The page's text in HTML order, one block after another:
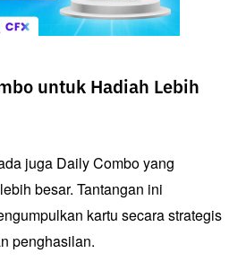
untuk Hadiah Lebih
juga Daily Combo yang
besar. Tantangan ini
kartu secara strategis
penghasilan.